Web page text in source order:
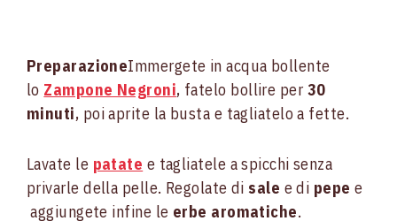
PreparazioneImmergete in acqua bollente
lo Zampone Negroni, fatelo bollire per30
minuti, poi aprite la busta e tagliatelo a fette.
Lavate le patate e tagliatele a spicchi senza
privarle della pelle. Regolate di sale e di pepe e
aggiungete infine le erbe aromatiche.